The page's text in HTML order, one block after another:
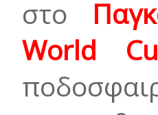
στο
World